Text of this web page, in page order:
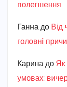
полегшення
Ганна до Від
головні
Карина до Як
умовах: